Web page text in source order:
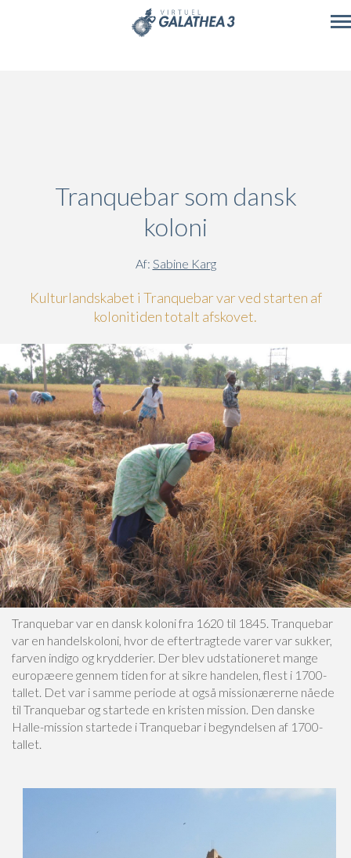
Tranquebar som dansk
koloni
Af: Sabine Karg
Kulturlandskabet i Tranquebar var ved starten af
kolonitiden totalt afskovet.
Tranquebar var en dansk koloni fra 1620 til 1845. Tranquebar
var en handelskoloni, hvor de eftertragtede varer var sukker,
farven indigo og krydderier. Der blev udstationeret mange
europæere gennem tiden for at sikre handelen, flest i 1700-
tallet. Det var i samme periode at også missionærerne nåede
til Tranquebar og startede en kristen mission. Den danske
Halle-mission startede i Tranquebar i begyndelsen af 1700-
tallet.